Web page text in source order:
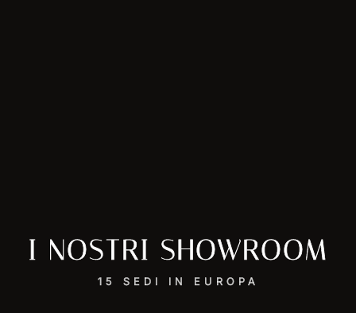
I NOSTRI SHOWROOM
15 SEDI IN EUROPA